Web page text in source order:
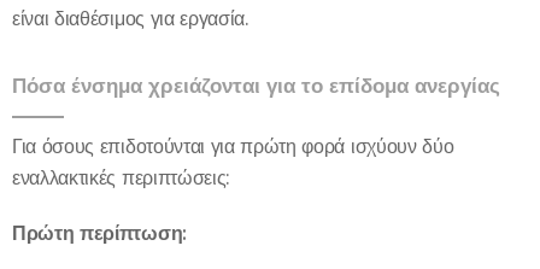
είναι διαθέσιμος για εργασία.
Πόσα ένσημα χρειάζονται για το επίδομα ανεργίας
Για όσους επιδοτούνται για πρώτη φορά ισχύουν δύο
εναλλακτικές περιπτώσεις:
Πρώτη περίπτωση: